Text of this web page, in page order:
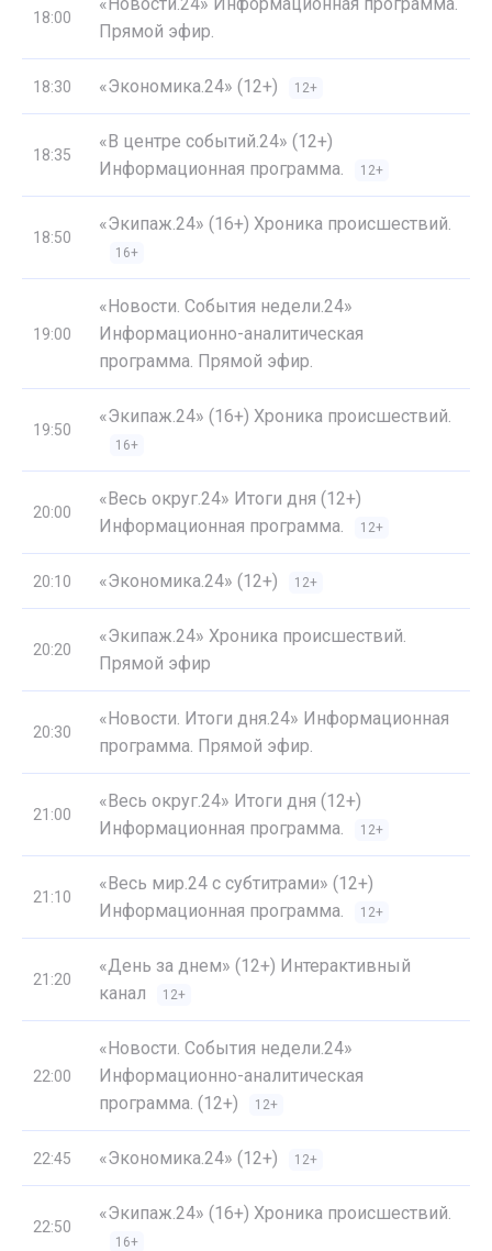
18:00
Прямой эфир.
18:30 «Экономика.24» (12+) 12+
18:35
«В центре событий.24» (12+)
Информационная программа.
12+
18:50
«Экипаж.24» (16+) Хроника происшествий.
16+
19:00
«Новости. События недели.24»
Информационно-аналитическая
программа. Прямой эфир.
19:50
«Экипаж.24» (16+) Хроника происшествий.
16+
20:00
«Весь округ.24» Итоги дня (12+)
Информационная программа.
12+
20:10 «Экономика.24» (12+) 12+
20:20
«Экипаж.24» Хроника происшествий.
Прямой эфир
20:30
«Новости. Итоги дня.24» Информационная
программа. Прямой эфир.
21:00
«Весь округ.24» Итоги дня (12+)
Информационная программа.
12+
21:10
«Весь мир.24 с субтитрами» (12+)
Информационная программа.
12+
21:20
«День за днем» (12+) Интерактивный
канал
12+
22:00
«Новости. События недели.24»
Информационно-аналитическая
программа. (12+)
12+
22:45 «Экономика.24» (12+) 12+
22:50
«Экипаж.24» (16+) Хроника происшествий.
16+